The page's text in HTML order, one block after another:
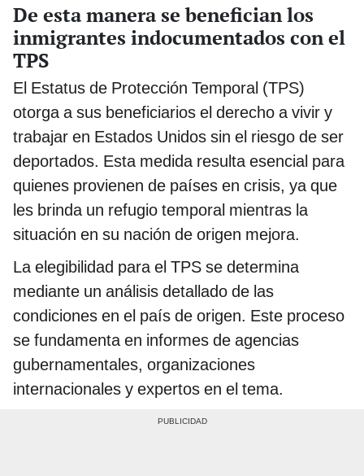
De esta manera se benefician los
inmigrantes indocumentados con el
TPS
El Estatus de Protección Temporal (TPS)
otorga a sus beneficiarios el derecho a vivir y
trabajar en Estados Unidos sin el riesgo de ser
deportados. Esta medida resulta esencial para
quienes provienen de países en crisis, ya que
les brinda un refugio temporal mientras la
situación en su nación de origen mejora.
La elegibilidad para el TPS se determina
mediante un análisis detallado de las
condiciones en el país de origen. Este proceso
se fundamenta en informes de agencias
gubernamentales, organizaciones
internacionales y expertos en el tema.